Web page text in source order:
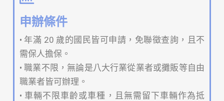
申辦條件
• 年滿 20 歲的國民皆可申請，免聯徵查詢，且不
需保人擔保。
• 職業不限，無論是八大行業從業者或攤販等自由
職業者皆可辦理。
• 車輛不限車齡或車種，且無需留下車輛作為抵